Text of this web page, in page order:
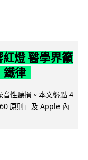
燈 醫學界籲
律
性聽損。本文盤點 4
原則」及 Apple 內